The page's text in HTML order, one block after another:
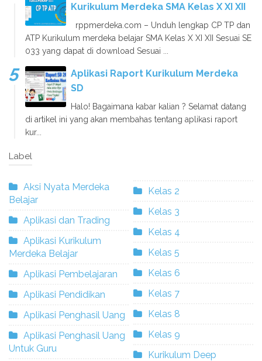
Kurikulum Merdeka SMA Kelas X XI XII
rppmerdeka.com – Unduh lengkap CP TP dan
ATP Kurikulum merdeka belajar SMA Kelas X XI XII Sesuai SE
033 yang dapat di download Sesuai ...
Aplikasi Raport Kurikulum Merdeka
SD
Halo! Bagaimana kabar kalian ? Selamat datang
di artikel ini yang akan membahas tentang aplikasi raport
kur...
Label
Aksi Nyata Merdeka
Belajar
Aplikasi dan Trading
Aplikasi Kurikulum
Merdeka Belajar
Aplikasi Pembelajaran
Aplikasi Pendidikan
Aplikasi Penghasil Uang
Aplikasi Penghasil Uang
Untuk Guru
Kelas 2
Kelas 3
Kelas 4
Kelas 5
Kelas 6
Kelas 7
Kelas 8
Kelas 9
Kurikulum Deep